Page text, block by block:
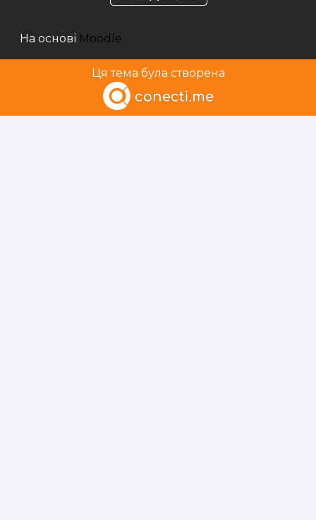
На основі Moodle
Ця тема була створена